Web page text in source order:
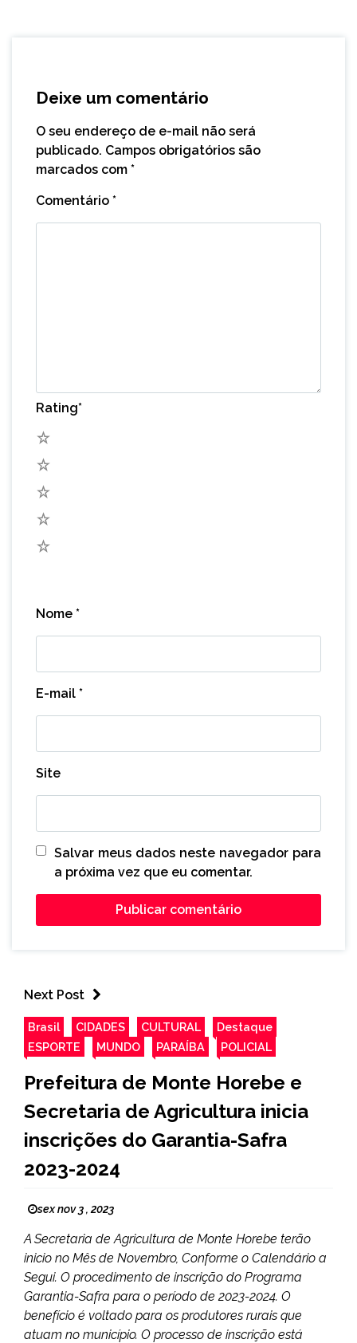
Deixe um comentário
O seu endereço de e-mail não será
publicado. Campos obrigatórios são
marcados com *
Comentário *
Rating*
Nome *
E-mail *
Site
Salvar meus dados neste navegador para
a próxima vez que eu comentar.
Next Post
Brasil CIDADES CULTURAL
Destaque
ESPORTE
MUNDO PARAÍBA POLICIAL
Prefeitura de Monte Horebe e
Secretaria de Agricultura inicia
inscrições do Garantia-Safra
2023-2024
sex nov 3 , 2023
A Secretaria de Agricultura de Monte Horebe terão
inicio no Mês de Novembro, Conforme o Calendário a
Segui. O procedimento de inscrição do Programa
Garantia-Safra para o período de 2023-2024. O
benefício é voltado para os produtores rurais que
atuam no município. O processo de inscrição está